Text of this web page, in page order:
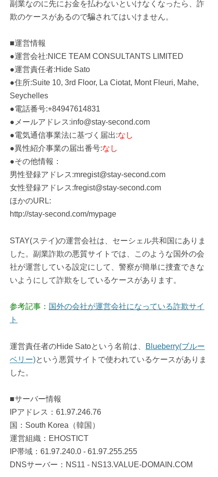
副業なのに先にお金を払わないといけなくなったら、詐
欺のケースがあるので騙されてはいけません。
■運営情報
●運営会社:NICE TEAM CONSULTANTS LIMITED
●運営責任者:Hide Sato
●住所:Suite 10, 3rd Floor, La Ciotat, Mont Fleuri, Mahe,
Seychelles
●電話番号:+84947614831
●メールアドレス:info@stay-second.com
●電気通信事業法に基づく届出:なし
●異性紹介事業の届出番号:なし
●その他情報：
男性登録アドレス:mregist@stay-second.com
女性登録アドレス:fregist@stay-second.com
ほかのURL:
http://stay-second.com/mypage
STAY(ステイ)の運営会社は、セーシェル共和国にありま
した。副業詐欺の悪質サイトでは、このような国外の会
社が運営している設定にして、警察が簡単に捜査できな
いようにして詐欺をしているケースがあります。
参考記事： 国外の会社が運営会社になっている詐欺サイ
ト
運営責任者のHide Satoという名前は、
Blueberry(ブルー
ベリー)という悪質サイトで使われているケースがありま
した。
■サーバー情報
IPアドレス：61.97.246.76
国：South Korea（韓国）
運営組織：EHOSTICT
IP帯域：61.97.240.0 - 61.97.255.255
DNSサーバー：NS11 - NS13.VALUE-DOMAIN.COM